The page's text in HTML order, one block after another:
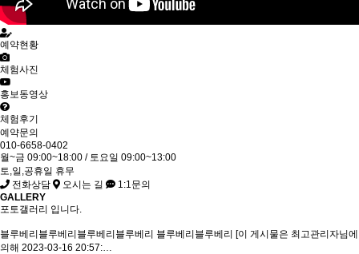
예약현황
체험사진
홍보동영상
체험후기
예약문의
010-6658-0402
월~금 09:00~18:00 / 토요일 09:00~13:00
토,일,공휴일 휴무
전화상담
오시는 길
1:1문의
GALLERY
포토갤러리 입니다.
블루베리블루베리블루베리블루베리 블루베리블루베리 [이 게시물은 최고관리자님에
의해 2023-03-16 20:57:…